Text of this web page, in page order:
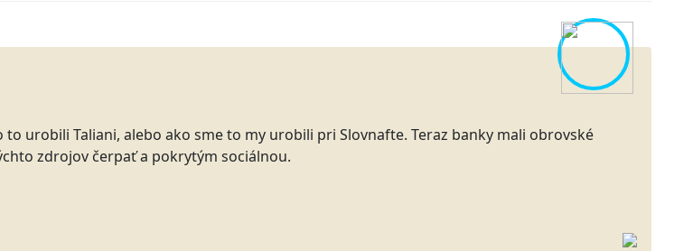
urobili Taliani, alebo ako sme to my urobili pri Slovnafte. Teraz banky mali obrovské
zdrojov čerpať a pokrytým sociálnou.